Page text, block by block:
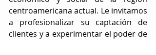
centroamericana actual. Le invitamos
a profesionalizar su captación de
clientes y a experimentar el poder de